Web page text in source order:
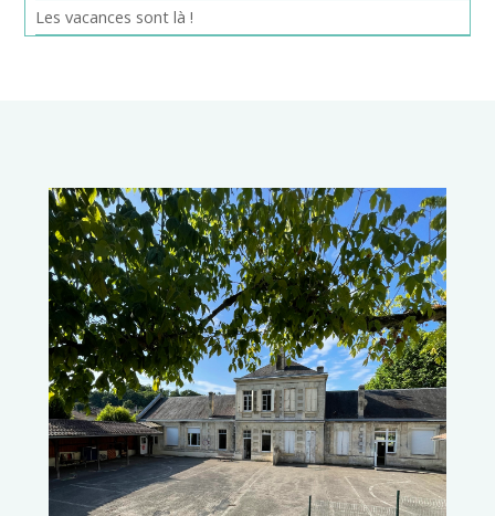
Les vacances sont là !